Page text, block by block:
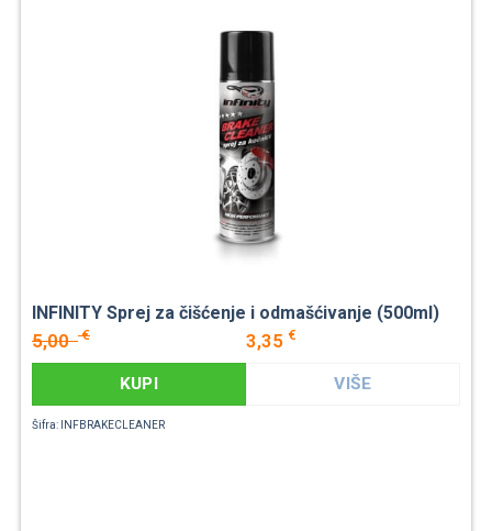
INFINITY Sprej za čišćenje i odmašćivanje (500ml)
5,00€ 3,35 €
KUPI VIŠE
Šifra: INFBRAKECLEANER